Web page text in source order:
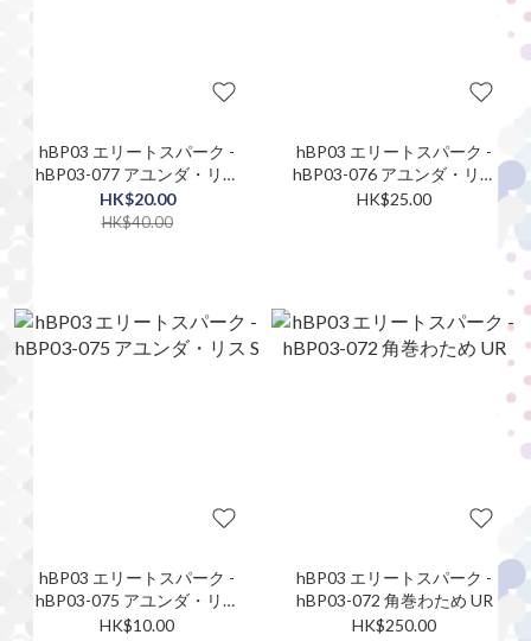
hBP03 エリートスパーク -
hBP03-077 アユンダ・リス
SR
HK$20.00
HK$40.00
hBP03 エリートスパーク -
hBP03-076 アユンダ・リス
S
HK$25.00
hBP03 エリートスパーク -
hBP03-075 アユンダ・リス
S
HK$10.00
hBP03 エリートスパーク -
hBP03-072 角巻わため UR
HK$250.00